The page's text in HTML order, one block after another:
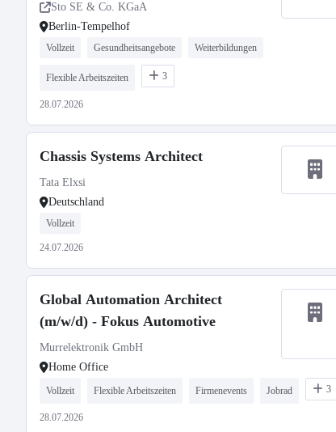
Sto SE & Co. KGaA
Berlin-Tempelhof
Vollzeit Gesundheitsangebote Weiterbildungen
Flexible Arbeitszeiten 3
28.07.2026
Chassis Systems Architect
Tata Elxsi
Deutschland
Vollzeit
24.07.2026
Global Automation Architect
(m/w/d) - Fokus Automotive
Murrelektronik GmbH
Home Office
Vollzeit Flexible Arbeitszeiten Firmenevents Jobrad 3
28.07.2026